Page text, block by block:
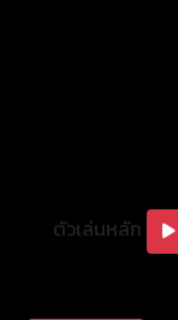
ตัวเล่นหลัก